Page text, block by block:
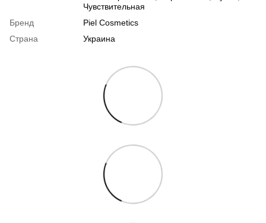
Чувствительная
Бренд
Piel Cosmetics
Страна
Украина